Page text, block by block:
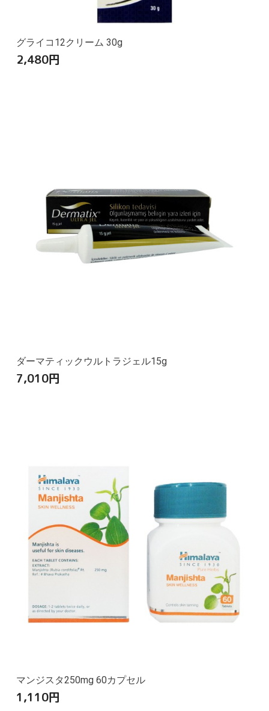
グライコ12クリーム 30g
2,480円
ダーマティックウルトラジェル15g
7,010円
マンジスタ250mg 60カプセル
1,110円